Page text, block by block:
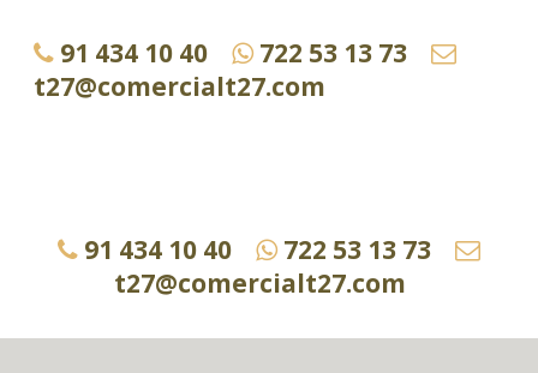
91 434 10 40
722 53 13 73
t27@comercialt27.com
91 434 10 40
722 53 13 73
t27@comercialt27.com